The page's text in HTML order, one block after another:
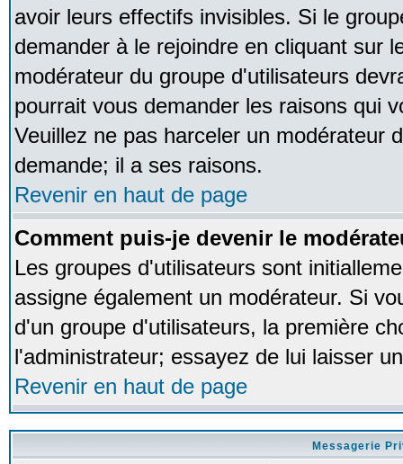
avoir leurs effectifs invisibles. Si le
demander à le rejoindre en cliquant sur
modérateur du groupe d'utilisateurs
pourrait vous demander les raisons qui
Veuillez ne pas harceler un modérateur
demande; il a ses raisons.
Revenir en haut de page
Comment puis-je devenir le
Les groupes d'utilisateurs sont
assigne également un modérateur. Si
d'un groupe d'utilisateurs, la première
l'administrateur; essayez de lui laisser
Revenir en haut de page
Messagerie